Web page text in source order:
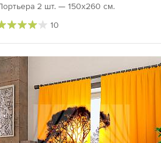
2 шт. — 150х260 см.
10